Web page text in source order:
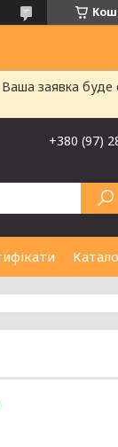
Ваша заявка
+380 (97)